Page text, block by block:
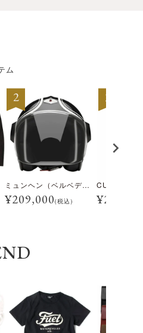
ム
ミュンヘン（ベルベデーレ）
¥209,000(税込) ¥28,600